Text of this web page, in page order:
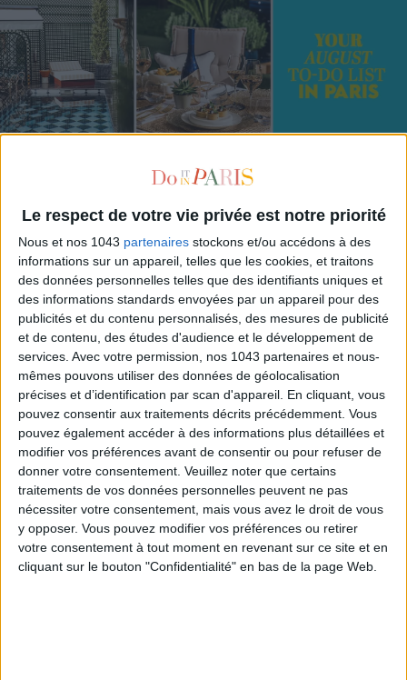
Le respect de votre vie privée est notre priorité
Nous et nos 1043 partenaires stockons et/ou accédons à des
informations sur un appareil, telles que les cookies, et traitons
des données personnelles telles que des identifiants uniques et
des informations standards envoyées par un appareil pour des
publicités et du contenu personnalisés, des mesures de publicité
et de contenu, des études d'audience et le développement de
services. Avec votre permission, nos 1043 partenaires et nous-
mêmes pouvons utiliser des données de géolocalisation
précises et d’identification par scan d'appareil. En cliquant, vous
pouvez consentir aux traitements décrits précédemment. Vous
pouvez également accéder à des informations plus détaillées et
modifier vos préférences avant de consentir ou pour refuser de
donner votre consentement. Veuillez noter que certains
traitements de vos données personnelles peuvent ne pas
nécessiter votre consentement, mais vous avez le droit de vous
y opposer. Vous pouvez modifier vos préférences ou retirer
votre consentement à tout moment en revenant sur ce site et en
cliquant sur le bouton "Confidentialité" en bas de la page Web.
15 IDEAS FOR ENJOYING AUGUST IN PARIS
SPF 50 SUNSCREENS YOU'LL ACTUALLY WANT TO SLATHER ON